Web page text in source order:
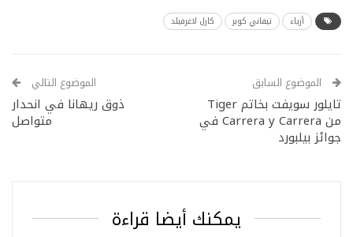
أزياء تيفاني كوبر كارل لاغرفيلد
الموضوع السابق
تايلور سويفت بخاتم Tiger
من Carrera y Carrera في
جوائز بيلبورد
الموضوع التالي
ذوق ريهانا في انحدار
متواصل
يمكنك أيضا قراءة